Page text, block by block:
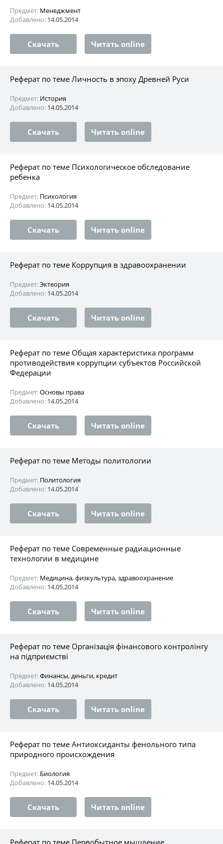
Предмет: Менеджмент
Добавлено: 14.05.2014
Скачать Читать online
Реферат по теме Личность в эпоху Древней Руси
Предмет: История
Добавлено: 14.05.2014
Скачать Читать online
Реферат по теме Психологическое обследование
ребенка
Предмет: Психология
Добавлено: 14.05.2014
Скачать Читать online
Реферат по теме Коррупция в здравоохранении
Предмет:Эктеория
Добавлено: 14.05.2014
Скачать Читать online
Реферат по теме Общая характеристика программ
противодействия коррупции субъектов Российской
Федерации
Предмет:Основы права
Добавлено: 14.05.2014
Скачать Читать online
Реферат по теме Методы политологии
Предмет: Политология
Добавлено: 14.05.2014
Скачать Читать online
Реферат по теме Современные радиационные
технологии в медицине
Предмет: Медицина, физкультура, здравоохранение
Добавлено: 14.05.2014
Скачать Читать online
Реферат по теме Організація фінансового контролінгу
на підприємстві
Предмет:Финансы, деньги, кредит
Добавлено: 14.05.2014
Скачать Читать online
Реферат по теме Антиоксиданты фенольного типа
природного происхождения
Предмет: Биология
Добавлено: 14.05.2014
Скачать Читать online
Реферат по теме Первобытное мышление